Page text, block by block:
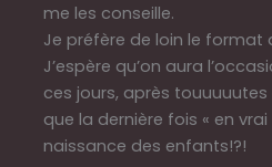
me les conseille.
Je préfère de loin le format
J’espère qu’on aura
ces jours, après
que la dernière fois « en
naissance des enfants!?!